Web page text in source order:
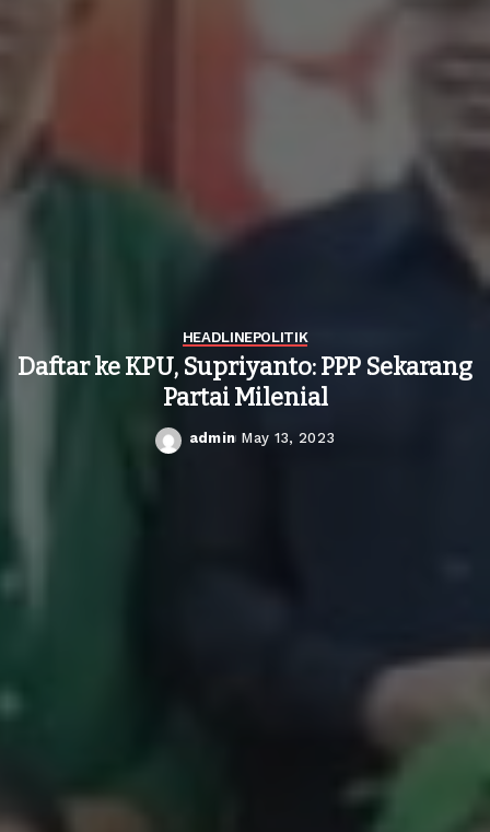
HEADLINEPOLITIK
Daftar ke KPU, Supriyanto: PPP Sekarang
Partai Milenial
Posted
admin May 13, 2023